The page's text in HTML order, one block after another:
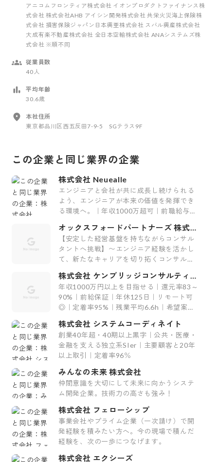
アニコムフロンティア株式会社 イオンプロダクトファイナンス株
式会社 株式会社AHB アイシン開発株式会社 共栄火災海上保険株
式会社 損害保険ジャパン日本興亜株式会社 スバル興産株式会社
大成有楽不動産株式会社 全日本空輸株式会社 ANAシステムズ株
式会社 ※順不同
従業員数
40人
平均年齢
30.6歳
本社住所
東京都品川区西五反田7-9-5 SGテラス9F
この企業と同じ業界の企業
株式会社 Neuealle
エンジニアと会社が共に成長し続けられる
よう、エンジニアが本来の価値を発揮でき
る環境へ。｜年収1000万超可｜前職給与保
オックスフォードパートナーズ 株式会
社
【安定した経営基盤を持ちながらコンサル
タントへ挑戦】〜エンジニア経験を活かし
て、新たなキャリアを切り拓くコンサルテ
株式会社 ケンブリッジコンサルティン
グ
年収1000万円以上を目指せる｜還元率83～
90%｜前給保証｜年休125日｜リモート可
◎｜定着率95%｜残業平均6.6h｜希望案件
株式会社 システムコーディネイト
創業40年超・40期以上黒字｜公共・医療・
金融を支える独立系SIer｜主要顧客と20年
以上取引｜定着率96％
みんなの未来 株式会社
仲間意識を大切にして未来に向かうシステ
ム開発企業。技術力の高さも強み！
株式会社 フェローシップ
事業会社やプライム企業（一次請け）で開
発経験を積みたい方へ。今の現場で積んだ
経験を、次の一歩につなげます。
株式会社 エクシーズ